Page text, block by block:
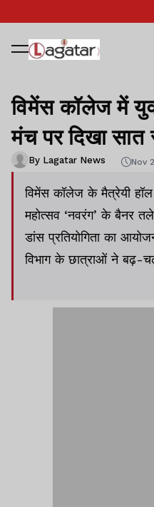
विमेंस कॉलेज में
मंच पर दिखा सात
By Lagatar News Nov
विमेंस कॉलेज के मैत्रेयी हॉल
महोत्सव ‘नवरंग’ के बैनर
डांस प्रतियोगिता का
विभाग के छात्राओं ने बढ़-